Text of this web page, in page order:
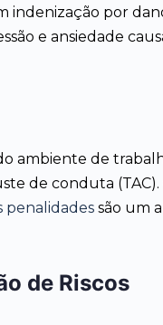
indenização por
e ansiedade
ambiente de
de conduta
penalidades são um
de Riscos